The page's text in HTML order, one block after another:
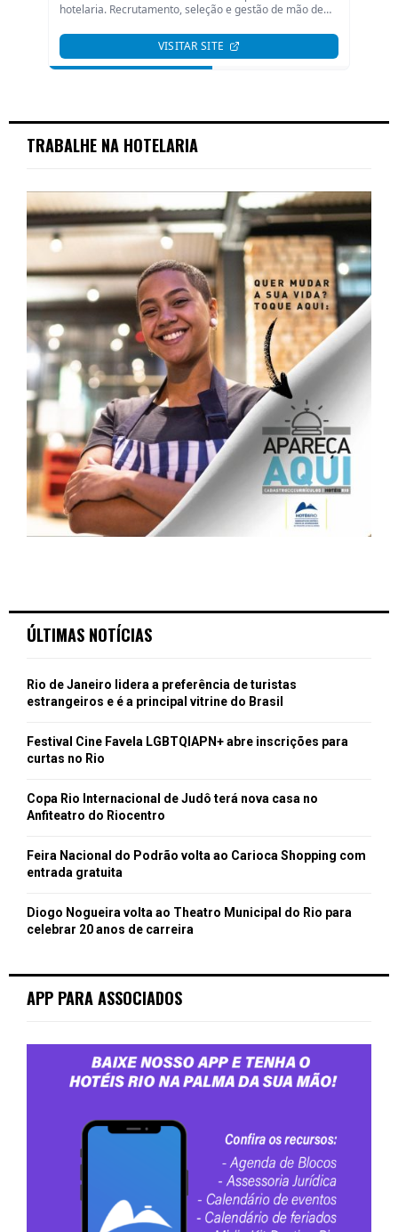
TRABALHE NA HOTELARIA
ÚLTIMAS NOTÍCIAS
Rio de Janeiro lidera a preferência de turistas
estrangeiros e é a principal vitrine do Brasil
Festival Cine Favela LGBTQIAPN+ abre inscrições para
curtas no Rio
Copa Rio Internacional de Judô terá nova casa no
Anfiteatro do Riocentro
Feira Nacional do Podrão volta ao Carioca Shopping com
entrada gratuita
Diogo Nogueira volta ao Theatro Municipal do Rio para
celebrar 20 anos de carreira
APP PARA ASSOCIADOS